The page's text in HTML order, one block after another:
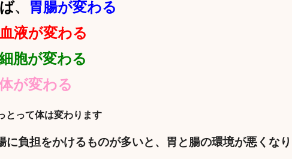
、
胃腸が変わる
血液が変わる
胞が変わる
が変わる
とって体は変わります
負担をかけるものが多いと、 胃と腸の環境が悪くなり